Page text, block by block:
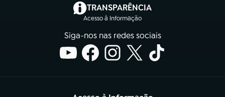
TRANSPARÊNCIA
Acesso à Informação
(abre em nova aba)
Siga-nos nas redes sociais